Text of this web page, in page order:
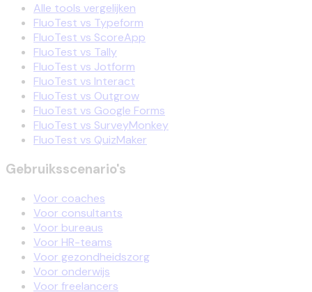
Alle tools vergelijken
FluoTest vs Typeform
FluoTest vs ScoreApp
FluoTest vs Tally
FluoTest vs Jotform
FluoTest vs Interact
FluoTest vs Outgrow
FluoTest vs Google Forms
FluoTest vs SurveyMonkey
FluoTest vs QuizMaker
Gebruiksscenario's
Voor coaches
Voor consultants
Voor bureaus
Voor HR-teams
Voor gezondheidszorg
Voor onderwijs
Voor freelancers